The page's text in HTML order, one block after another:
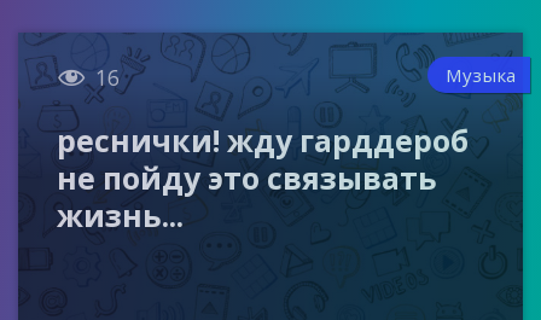
 16 Музыка
реснички! жду гарддероб
не пойду это связывать
жизнь...